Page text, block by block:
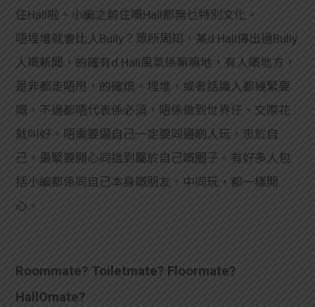
住Hall啦。小編之前住嘅Hall都無乜特別文化。
唔埋堆就會比人Bully？眾所周知，某d Hall傳出過Bully
人嘅新聞，的確有d Hall風氣係嘛嘛地，有人嘅地方，
是非都走唔甩，的確煩。埋堆，或者話識人都幾緊要
嘅，不過都唔代表係必須，唔係做到世界仔、交際花
就叫好。唔需要逼自己一定要同邊啲人玩，忠於自
己，最緊要開心同搵到屬於自己嘅圈子。有好多人包
括小編都係同自己本身嘅朋友、中同玩，都一樣開
心。
Roommate? Toiletmate? Floormate?
HallOmate?